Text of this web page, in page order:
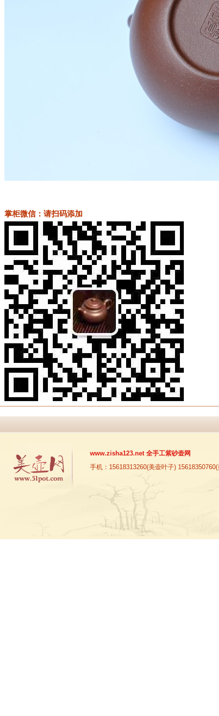
掌柜微信：请扫码添加
www.zisha123.net 全手工紫砂壶网
手机：15618313260(美壶叶子)